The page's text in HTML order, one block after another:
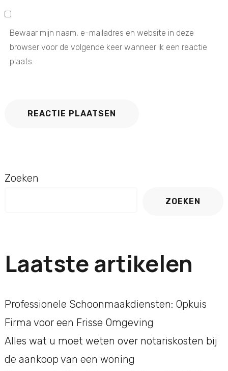
Bewaar mijn naam, e-mailadres en website in deze
browser voor de volgende keer wanneer ik een reactie
plaats.
Zoeken
ZOEKEN
Laatste artikelen
Professionele Schoonmaakdiensten: Opkuis
Firma voor een Frisse Omgeving
Alles wat u moet weten over notariskosten bij
de aankoop van een woning